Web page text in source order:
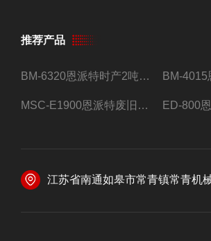
推荐产品
BM-6320恩派特时产2吨合金钢屑压饼机
MSC-E1900恩派特废旧锂电池极片破碎处理设备
江苏省南通如皋市常青镇常青机